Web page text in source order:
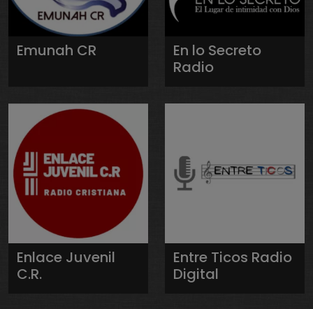
Emunah CR
En lo Secreto
Radio
Enlace Juvenil
C.R.
Entre Ticos Radio
Digital